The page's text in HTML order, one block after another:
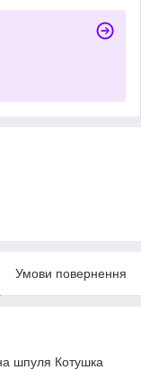
Умови повернення
шпуля Котушка